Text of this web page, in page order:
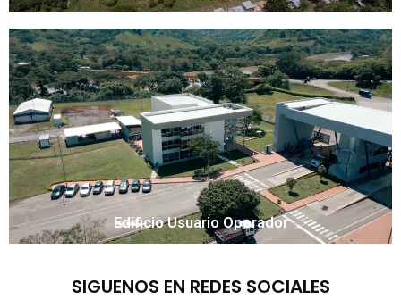
Edificio Usuario Operador
SIGUENOS EN REDES SOCIALES